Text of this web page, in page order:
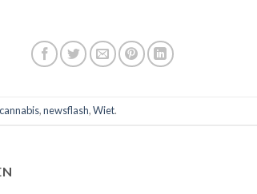
cannabis,newsflash,Wiet.